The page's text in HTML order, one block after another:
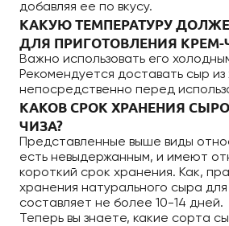
добавляя ее по вкусу.
КАКУЮ ТЕМПЕРАТУРУ
ДЛЯ ПРИГОТОВЛЕНИЯ КРЕМ-
Важно использовать его
Рекомендуется доставать сыр из
непосредственно перед
КАКОВ СРОК ХРАНЕНИЯ
ЧИЗА?
Представленные выше виды
есть невыдержанным, и имеют
короткий срок хранения. Как,
хранения натурального сыра
составляет не более 10-14 дней.
Теперь вы знаете, какие сорта